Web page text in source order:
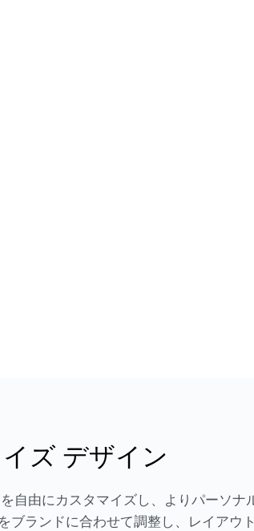
ズ デザイン
自由にカスタマイズし、よりパーソナ
ブランドに合わせて調整し、レイアウ